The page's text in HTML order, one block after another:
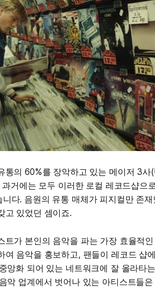
통의 60%를 장악하고 있는 메이저 3
거에는 모두 이러한 로컬 레코드샵으
다. 음원의 유통 매체가 피지컬만 존
고 있었던 셈이죠.
트가 본인의 음악을 파는 가장 효율적
여 음악을 홍보하고, 팬들이 레코드 샵
앙화 되어 있는 네트워크에 잘 올라타
악 업계에서 벗어나 있는 아티스트들